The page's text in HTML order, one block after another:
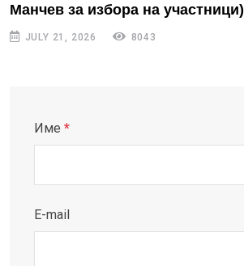
Манчев за избора на участници)
JULY 21, 2026 8043
Име *
E-mail